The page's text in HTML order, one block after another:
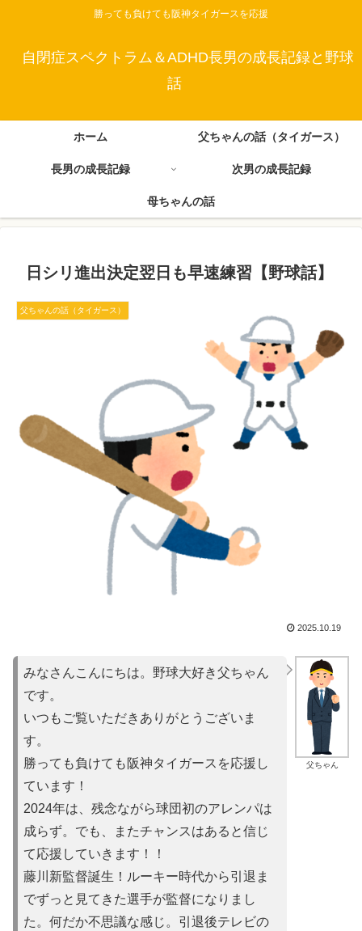
勝っても負けても阪神タイガースを応援
自閉症スペクトラム＆ADHD長男の成長記録と野球
話
ホーム 父ちゃんの話（タイガース）
長男の成長記録 次男の成長記録
母ちゃんの話
日シリ進出決定翌日も早速練習【野球話】
父ちゃんの話（タイガース）
2025.10.19
父ちゃん
みなさんこんにちは。野球大好き父ちゃん
です。
いつもご覧いただきありがとうございま
す。
勝っても負けても阪神タイガースを応援し
ています！
2024年は、残念ながら球団初のアレンパは
成らず。でも、またチャンスはあると信じ
て応援していきます！！
藤川新監督誕生！ルーキー時代から引退ま
でずっと見てきた選手が監督になりまし
た。何だか不思議な感じ。引退後テレビの